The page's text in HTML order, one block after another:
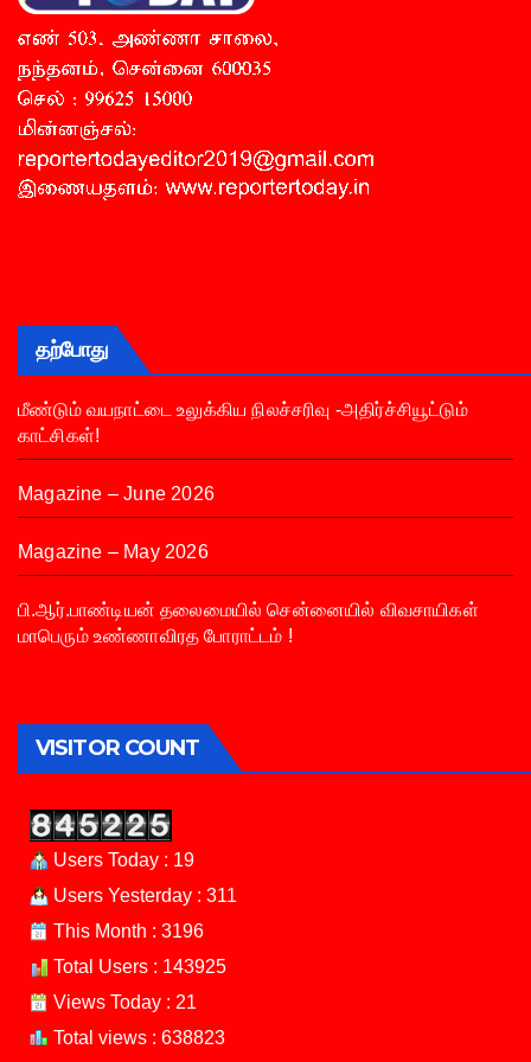
தற்போது
மீண்டும் வயநாட்டை உலுக்கிய நிலச்சரிவு -அதிர்ச்சியூட்டும்
காட்சிகள்!
Magazine – June 2026
Magazine – May 2026
பி.ஆர்.பாண்டியன் தலைமையில் சென்னையில் விவசாயிகள்
மாபெரும் உண்ணாவிரத போராட்டம் !
VISITOR COUNT
Users Today : 19
Users Yesterday : 311
This Month : 3196
Total Users : 143925
Views Today : 21
Total views : 638823